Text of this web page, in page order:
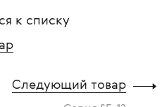
к списку
Следующий товар